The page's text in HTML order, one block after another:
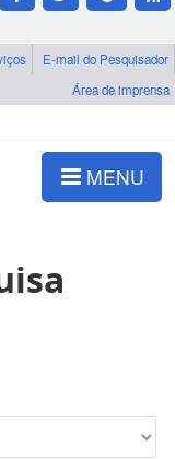
E-mail do Pesquisador
Área de imprensa
MENU